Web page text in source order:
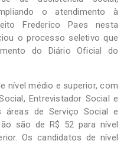
o atendimento à
Frederico Paes nesta
o processo seletivo que
do Diário Oficial do
nível médio e superior, com
Entrevistador Social e
áreas de Serviço Social e
são de R$ 52 para nível
Os candidatos de nível